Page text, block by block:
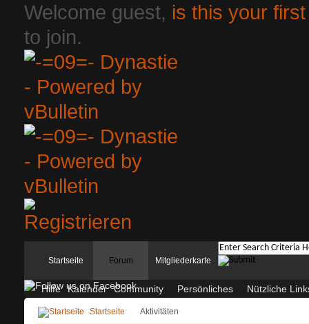
Welcome guest, is this your
to join.
Startseite Forum
Hilfe Kalender Community Persönliches Nützliche
Mitgliederkarte
Startseite Aktivitäten